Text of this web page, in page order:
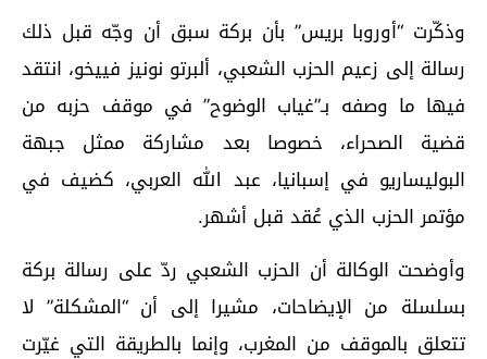
وذكّرت “أوروبا بريس” بأن بركة سبق أن وجّه قبل ذلك
رسالة إلى زعيم الحزب الشعبي، ألبرتو نونيز فييخو، انتقد
فيها ما وصفه بـ”غياب الوضوح” في موقف حزبه من
قضية الصحراء، خصوصا بعد مشاركة ممثل جبهة
البوليساريو في إسبانيا، عبد الله العربي، كضيف في
مؤتمر الحزب الذي عُقد قبل أشهر.
وأوضحت الوكالة أن الحزب الشعبي ردّ على رسالة بركة
بسلسلة من الإيضاحات، مشيرا إلى أن “المشكلة” لا
تتعلق بالموقف من المغرب، وإنما بالطريقة التي غيّرت